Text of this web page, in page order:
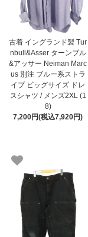
古着 イングランド製 Tur
nbull&Asser ターンブル
&アッサー Neiman Marc
us 別注 ブルー系ストラ
イプ ビッグサイズ ドレ
スシャツ / メンズ2XL (1
8)
7,200円(税込7,920円)